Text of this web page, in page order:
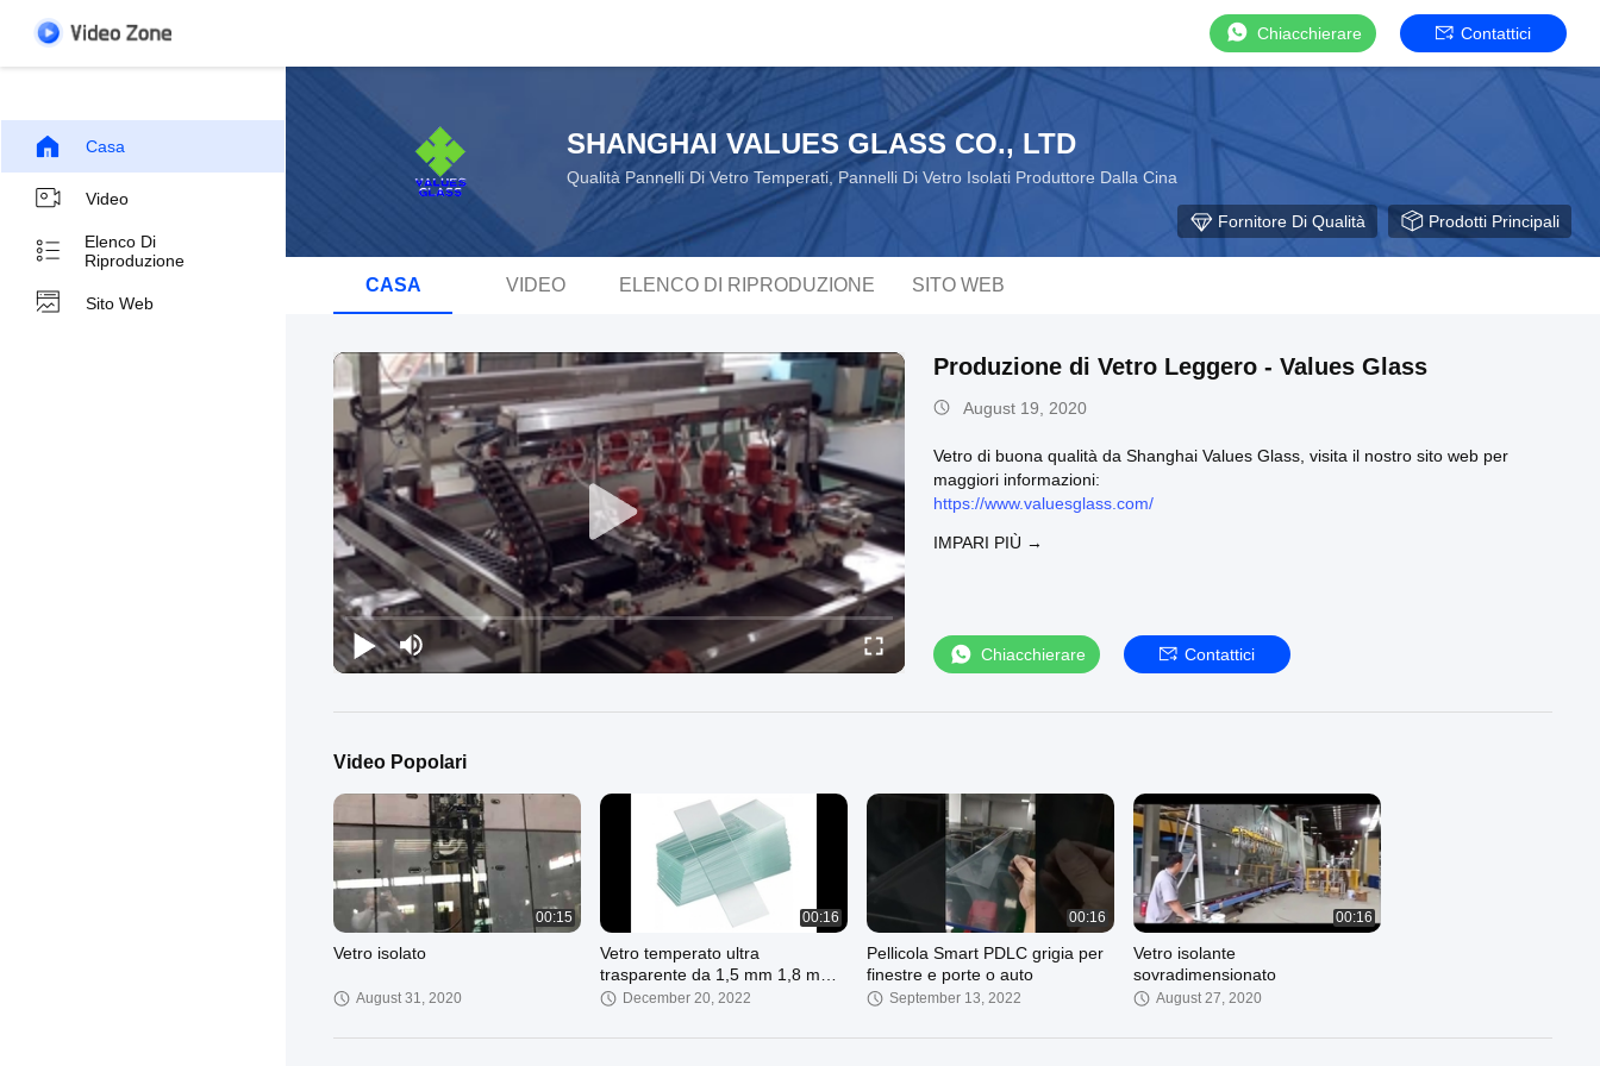
Chiacchierare Contattici
Casa
Video
Elenco Di
Riproduzione
Sito Web
SHANGHAI VALUES GLASS CO., LTD
Qualità Pannelli Di Vetro Temperati, Pannelli Di Vetro Isolati Produttore Dalla Cina
Fornitore Di Qualità Prodotti Principali
CASA VIDEO ELENCO DI RIPRODUZIONE SITO WEB
Produzione di Vetro Leggero - Values Glass
August 19, 2020
Vetro di buona qualità da Shanghai Values Glass, visita il nostro sito web per
maggiori informazioni:
https://www.valuesglass.com/
IMPARI PIÙ →
Chiacchierare Contattici
Video Popolari
00:15
Vetro isolato
August 31, 2020
00:16
Vetro temperato ultra
trasparente da 1,5 mm 1,8 mm
2 mm 3 mm 2 mm
December 20, 2022
00:16
Pellicola Smart PDLC grigia per
finestre e porte o auto
September 13, 2022
00:16
Vetro isolante
sovradimensionato
August 27, 2020